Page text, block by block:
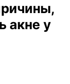
акне у